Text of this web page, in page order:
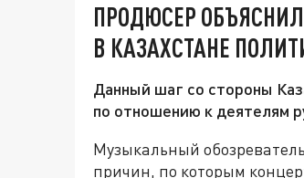
ПРОДЮСЕР
В КАЗАХСТАНЕ
Данный шаг со стороны
по отношению к деятелям
Музыкальный
причин, по которым